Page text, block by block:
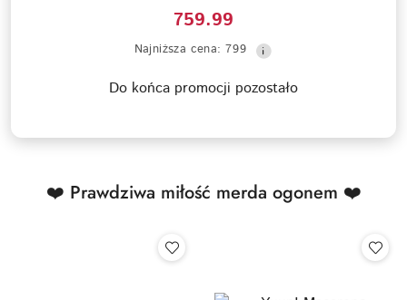
Cena
promocyjna:
759.99
Najniższa
z
30
Najniższa cena: 799
Do końca promocji pozostało
❤️ Prawdziwa miłość merda ogonem ❤️